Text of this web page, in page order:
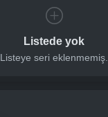
Listede yok
Listeye seri eklenmemiş.